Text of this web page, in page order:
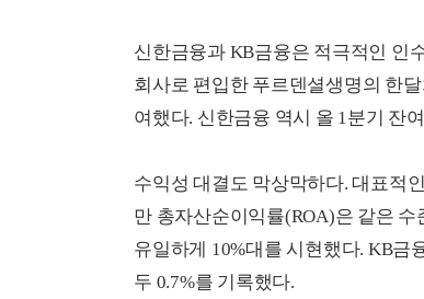
신한금융과 KB금융은 적극적인 인
회사로 편입한 푸르덴셜생명의 한
여했다. 신한금융 역시 올 1분기 잔
수익성 대결도 막상막하다. 대표적
만 총자산순이익률(ROA)은 같은 수
유일하게 10%대를 시현했다. KB금
두 0.7%를 기록했다.